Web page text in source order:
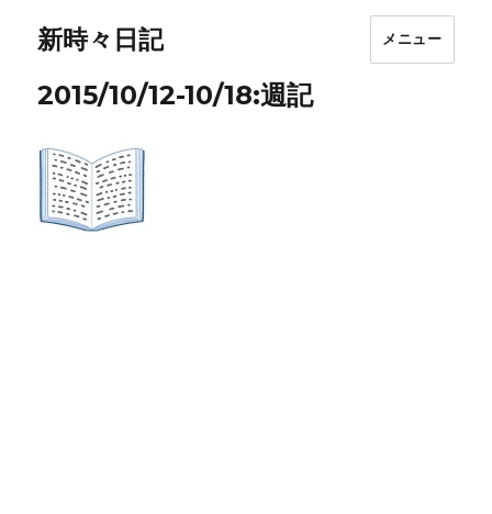
新時々日記 メニュー
2015/10/12-10/18:週記